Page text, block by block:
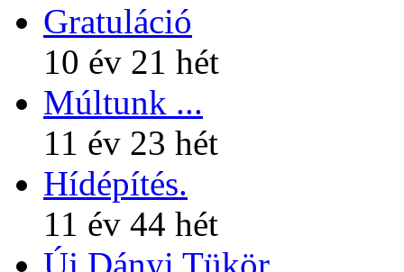
Gratuláció
10 év 21 hét
Múltunk ...
11 év 23 hét
Hídépítés.
11 év 44 hét